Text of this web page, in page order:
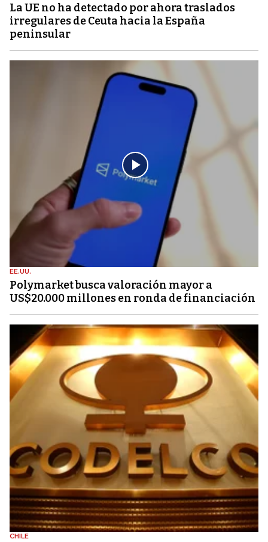
La UE no ha detectado por ahora traslados
irregulares de Ceuta hacia la España
peninsular
EE.UU.
Polymarket busca valoración mayor a
US$20.000 millones en ronda de financiación
CHILE